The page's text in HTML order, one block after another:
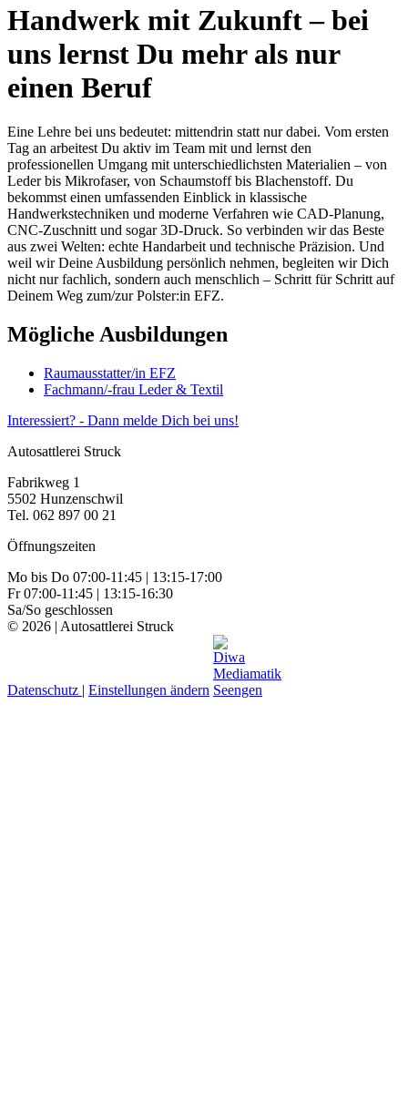
Handwerk mit Zukunft – bei
uns lernst Du mehr als nur
einen Beruf
Eine Lehre bei uns bedeutet: mittendrin statt nur dabei. Vom ersten
Tag an arbeitest Du aktiv im Team mit und lernst den
professionellen Umgang mit unterschiedlichsten Materialien – von
Leder bis Mikrofaser, von Schaumstoff bis Blachenstoff. Du
bekommst einen umfassenden Einblick in klassische
Handwerkstechniken und moderne Verfahren wie CAD-Planung,
CNC-Zuschnitt und sogar 3D-Druck. So verbinden wir das Beste
aus zwei Welten: echte Handarbeit und technische Präzision. Und
weil wir Deine Ausbildung persönlich nehmen, begleiten wir Dich
nicht nur fachlich, sondern auch menschlich – Schritt für Schritt auf
Deinem Weg zum/zur Polster:in EFZ.
Mögliche Ausbildungen
Raumausstatter/in EFZ
Fachmann/-frau Leder & Textil
Interessiert? - Dann melde Dich bei uns!
Autosattlerei Struck
Fabrikweg 1
5502 Hunzenschwil
Tel. 062 897 00 21
Öffnungszeiten
Mo bis Do 07:00-11:45 | 13:15-17:00
Fr 07:00-11:45 | 13:15-16:30
Sa/So geschlossen
© 2026 | Autosattlerei Struck
Datenschutz | Einstellungen ändern